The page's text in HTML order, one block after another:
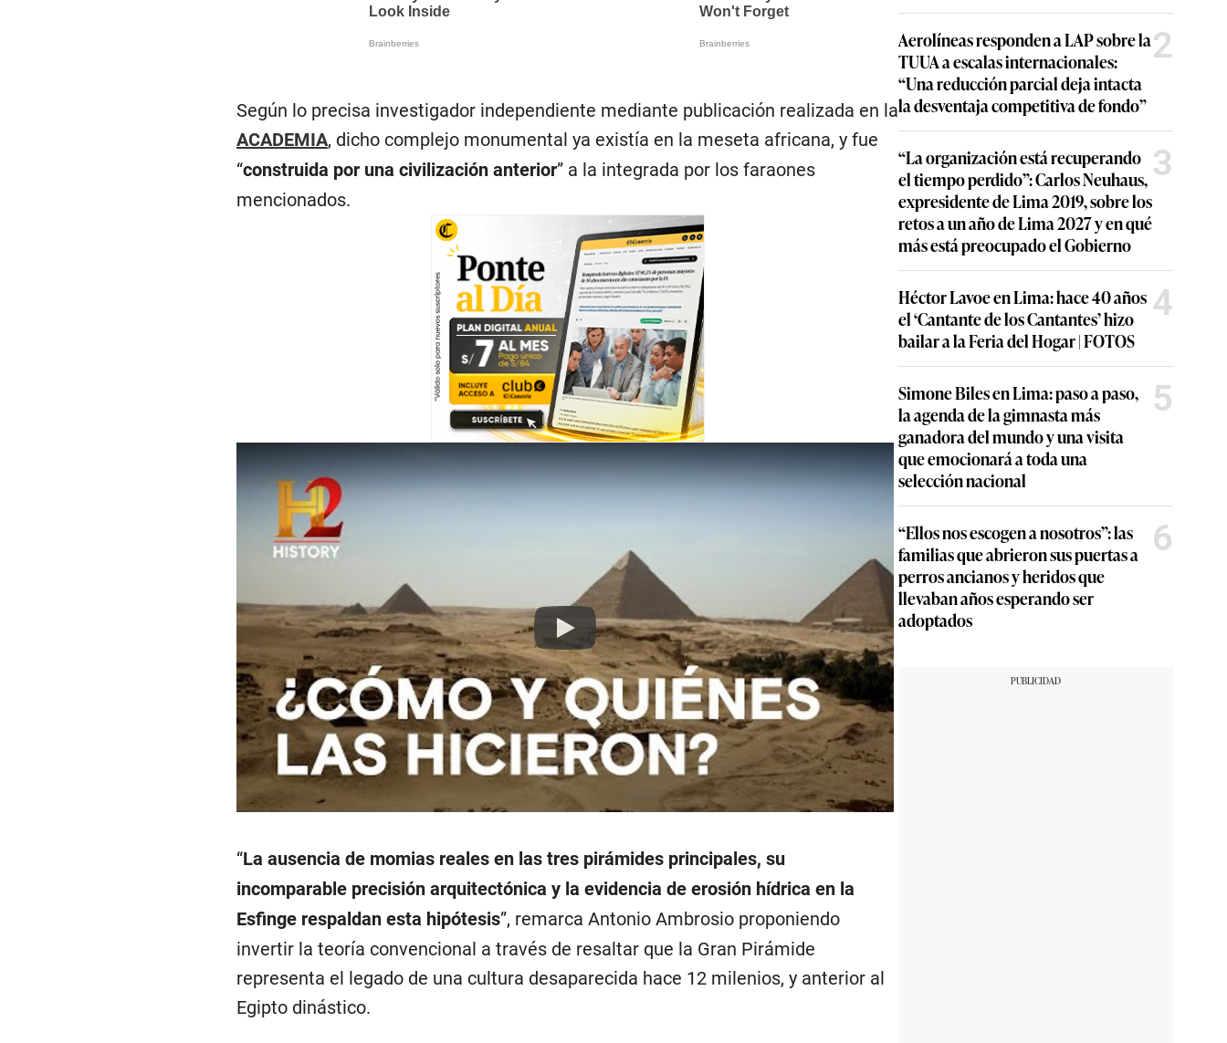
Según lo precisa investigador independiente mediante publicación realizada en la
ACADEMIA, dicho complejo monumental ya existía en la meseta africana, y fue
“construida por una civilización anterior” a la integrada por los faraones
mencionados.
Play
“La ausencia de momias reales en las tres pirámides principales, su
incomparable precisión arquitectónica y la evidencia de erosión hídrica en la
Esfinge respaldan esta hipótesis”, remarca Antonio Ambrosio proponiendo
invertir la teoría convencional a través de resaltar que la Gran Pirámide
representa el legado de una cultura desaparecida hace 12 milenios, y anterior al
Egipto dinástico.
Aerolíneas responden a LAP sobre la
TUUA a escalas internacionales:
“Una reducción parcial deja intacta
la desventaja competitiva de fondo”
2
“La organización está recuperando
el tiempo perdido”: Carlos Neuhaus,
expresidente de Lima 2019, sobre los
retos a un año de Lima 2027 y en qué
más está preocupado el Gobierno
3
Héctor Lavoe en Lima: hace 40 años
el ‘Cantante de los Cantantes’ hizo
bailar a la Feria del Hogar | FOTOS
4
Simone Biles en Lima: paso a paso,
la agenda de la gimnasta más
ganadora del mundo y una visita
que emocionará a toda una
selección nacional
5
“Ellos nos escogen a nosotros”: las
familias que abrieron sus puertas a
perros ancianos y heridos que
llevaban años esperando ser
adoptados
6